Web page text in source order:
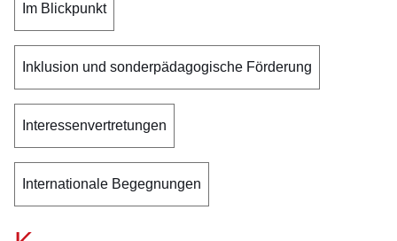
Im Blickpunkt
Inklusion und sonderpädagogische Förderung
Interessenvertretungen
Internationale Begegnungen